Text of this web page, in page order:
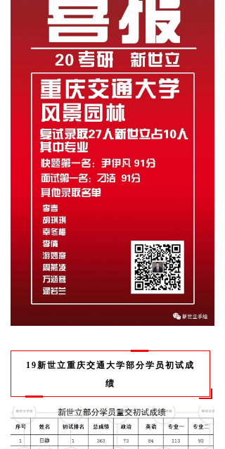
19新世立重庆交通大学部分学员初试成
绩